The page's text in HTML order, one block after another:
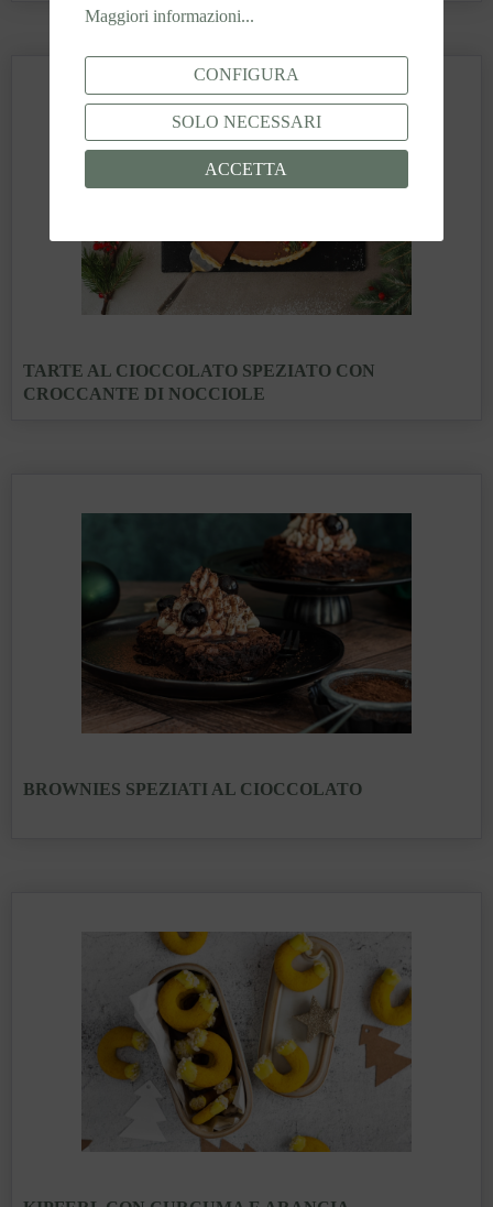
TARTE AL CIOCCOLATO SPEZIATO CON
CROCCANTE DI NOCCIOLE
BROWNIES SPEZIATI AL CIOCCOLATO
Maggiori informazioni...
CONFIGURA
SOLO NECESSARI
ACCETTA